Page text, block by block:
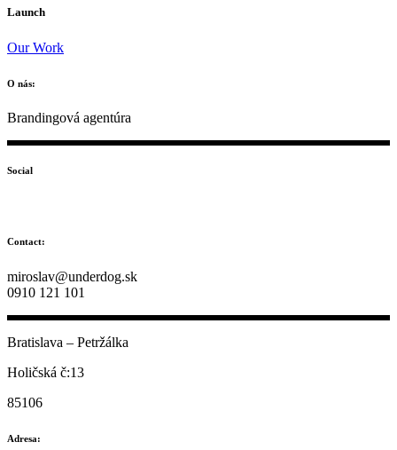
Launch
Our Work
O nás:
Brandingová agentúra
Social
Contact:
miroslav@underdog.sk
0910 121 101
Bratislava – Petržálka
Holičská č:13
85106
Adresa: